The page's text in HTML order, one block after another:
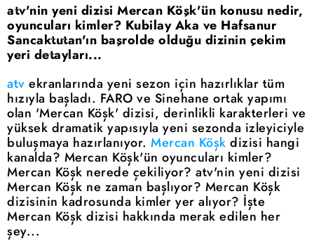
atv'nin yeni dizisi Mercan Köşk'ün konusu nedir,
oyuncuları kimler? Kubilay Aka ve Hafsanur
Sancaktutan'ın başrolde olduğu dizinin çekim
yeri detayları...
atv ekranlarında yeni sezon için hazırlıklar tüm
hızıyla başladı. FARO ve Sinehane ortak yapımı
olan 'Mercan Köşk' dizisi, derinlikli karakterleri ve
yüksek dramatik yapısıyla yeni sezonda izleyiciyle
buluşmaya hazırlanıyor. Mercan Köşk dizisi hangi
kanalda? Mercan Köşk'ün oyuncuları kimler?
Mercan Köşk nerede çekiliyor? atv'nin yeni dizisi
Mercan Köşk ne zaman başlıyor? Mercan Köşk
dizisinin kadrosunda kimler yer alıyor? İşte
Mercan Köşk dizisi hakkında merak edilen her
şey...